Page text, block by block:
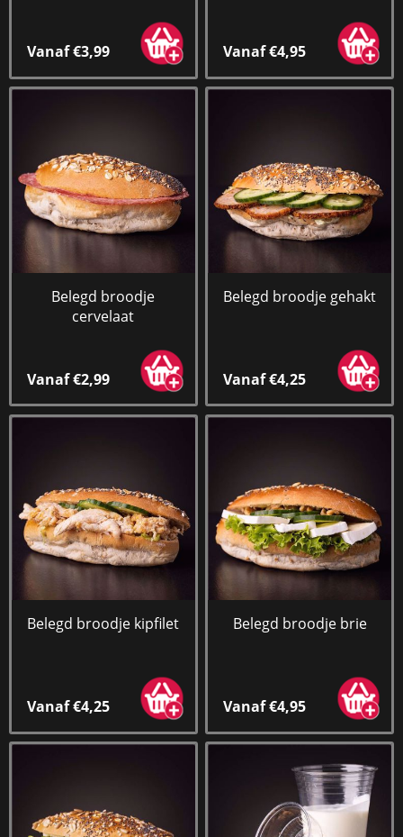
Vanaf €3,99 Vanaf €4,95
Belegd broodje
cervelaat
Vanaf €2,99
Belegd broodje gehakt
Vanaf €4,25
Belegd broodje kipfilet
Vanaf €4,25
Belegd broodje brie
Vanaf €4,95